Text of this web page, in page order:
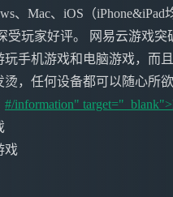
、Mac、iOS（
受玩家好评。 网易云游戏
玩手机游戏和电脑游戏，而
，任何设备都可以随心所
#/information"
戏